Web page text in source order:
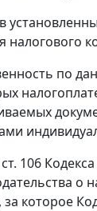
налогового
по
ст. 106
о
которое